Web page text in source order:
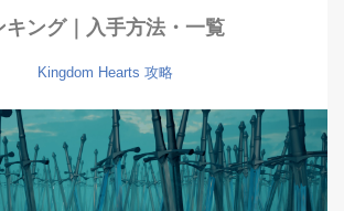
キング｜入手方法・一覧
Kingdom Hearts 攻略